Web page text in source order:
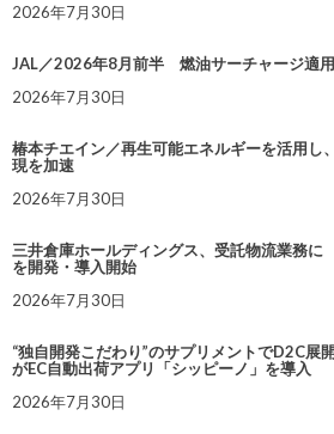
2026年7月30日
JAL／2026年8月前半 燃油サーチャージ適
2026年7月30日
椿本チエイン／再生可能エネルギーを活用し
現を加速
2026年7月30日
三井倉庫ホールディングス、受託物流業務に
を開発・導入開始
2026年7月30日
“独自開発こだわり”のサプリメントでD2C展
がEC自動出荷アプリ「シッピーノ」を導入
2026年7月30日